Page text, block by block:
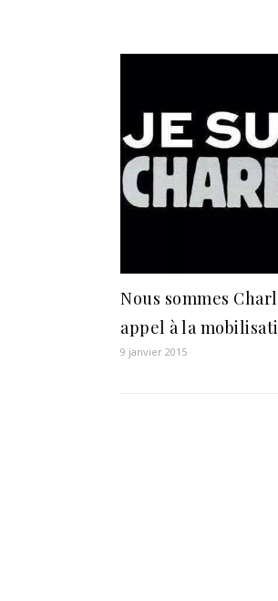
Nous sommes
appel à la
9 janvier 2015